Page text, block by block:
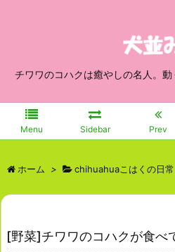
チワワのコハクは癒やしの名人。動
Menu Sidebar Prev
ホーム > chihuahuaこはくの日常
[野菜]チワワのコハクが食べ